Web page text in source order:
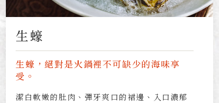
生蠔
生蠔，絕對是火鍋裡不可缺少的海味享
受。
潔白軟嫩的肚肉、彈牙爽口的裙邊、入口濃郁